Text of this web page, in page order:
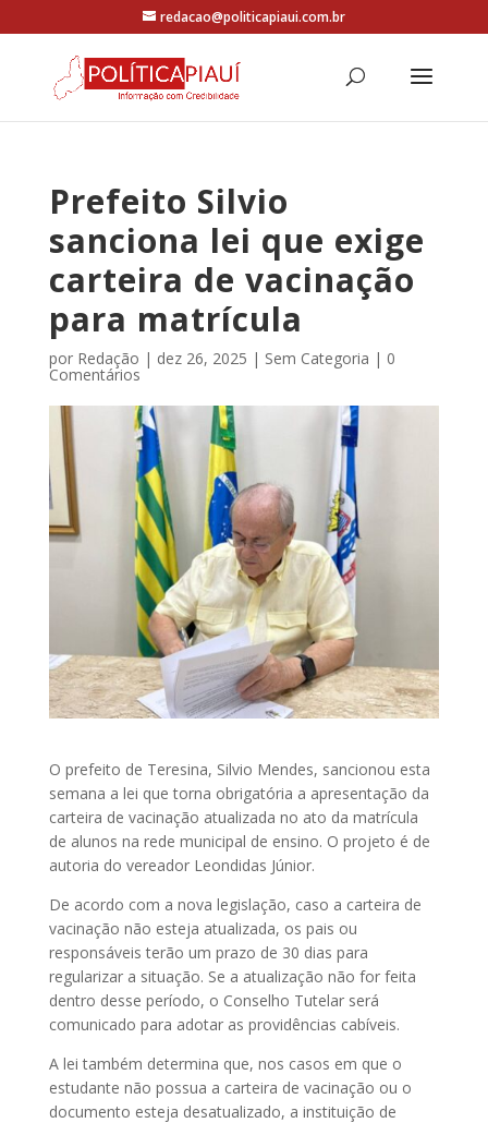
redacao@politicapiaui.com.br
Prefeito Silvio
sanciona lei que exige
carteira de vacinação
para matrícula
por Redação | dez 26, 2025 | Sem Categoria | 0
Comentários
O prefeito de Teresina, Silvio Mendes, sancionou esta
semana a lei que torna obrigatória a apresentação da
carteira de vacinação atualizada no ato da matrícula
de alunos na rede municipal de ensino. O projeto é de
autoria do vereador Leondidas Júnior.
De acordo com a nova legislação, caso a carteira de
vacinação não esteja atualizada, os pais ou
responsáveis terão um prazo de 30 dias para
regularizar a situação. Se a atualização não for feita
dentro desse período, o Conselho Tutelar será
comunicado para adotar as providências cabíveis.
A lei também determina que, nos casos em que o
estudante não possua a carteira de vacinação ou o
documento esteja desatualizado, a instituição de